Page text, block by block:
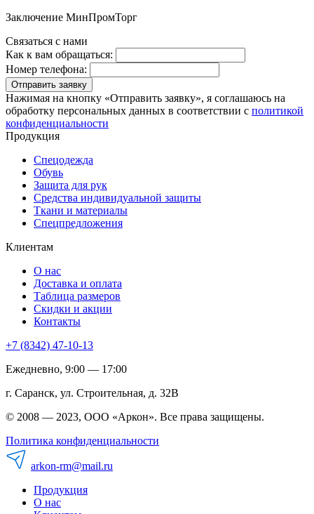
Заключение МинПромТорг
Связаться с нами
Как к вам обращаться:
Номер телефона:
Отправить заявку
Нажимая на кнопку «Отправить заявку», я соглашаюсь на
обработку персональных данных в соответствии с политикой
конфиденциальности
Продукция
Спецодежда
Обувь
Защита для рук
Средства индивидуальной защиты
Ткани и материалы
Спецпредложения
Клиентам
О нас
Доставка и оплата
Таблица размеров
Скидки и акции
Контакты
+7 (8342) 47-10-13
Ежедневно, 9:00 — 17:00
г. Саранск, ул. Строительная, д. 32В
© 2008 — 2023, ООО «Аркон». Все права защищены.
Политика конфиденциальности
arkon-rm@mail.ru
Продукция
О нас